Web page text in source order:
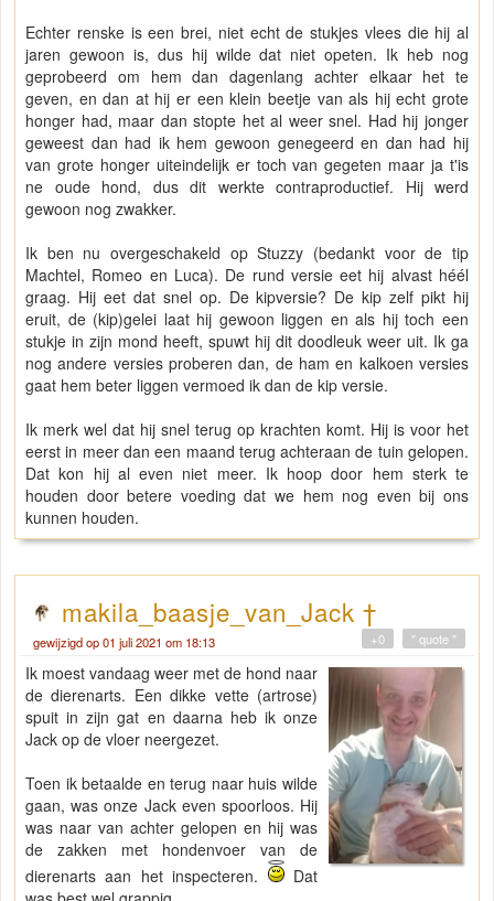
Echter renske is een brei, niet echt de stukjes vlees die hij al
jaren gewoon is, dus hij wilde dat niet opeten. Ik heb nog
geprobeerd om hem dan dagenlang achter elkaar het te
geven, en dan at hij er een klein beetje van als hij echt grote
honger had, maar dan stopte het al weer snel. Had hij jonger
geweest dan had ik hem gewoon genegeerd en dan had hij
van grote honger uiteindelijk er toch van gegeten maar ja t'is
ne oude hond, dus dit werkte contraproductief. Hij werd
gewoon nog zwakker.
Ik ben nu overgeschakeld op Stuzzy (bedankt voor de tip
Machtel, Romeo en Luca). De rund versie eet hij alvast héél
graag. Hij eet dat snel op. De kipversie? De kip zelf pikt hij
eruit, de (kip)gelei laat hij gewoon liggen en als hij toch een
stukje in zijn mond heeft, spuwt hij dit doodleuk weer uit. Ik ga
nog andere versies proberen dan, de ham en kalkoen versies
gaat hem beter liggen vermoed ik dan de kip versie.
Ik merk wel dat hij snel terug op krachten komt. Hij is voor het
eerst in meer dan een maand terug achteraan de tuin gelopen.
Dat kon hij al even niet meer. Ik hoop door hem sterk te
houden door betere voeding dat we hem nog even bij ons
kunnen houden.
makila_baasje_van_Jack †
gewijzigd op 01 juli 2021 om 18:13 " quote "
+0
Ik moest vandaag weer met de hond naar
de dierenarts. Een dikke vette (artrose)
spuit in zijn gat en daarna heb ik onze
Jack op de vloer neergezet.
Toen ik betaalde en terug naar huis wilde
gaan, was onze Jack even spoorloos. Hij
was naar van achter gelopen en hij was
de zakken met hondenvoer van de
dierenarts aan het inspecteren.
Dat